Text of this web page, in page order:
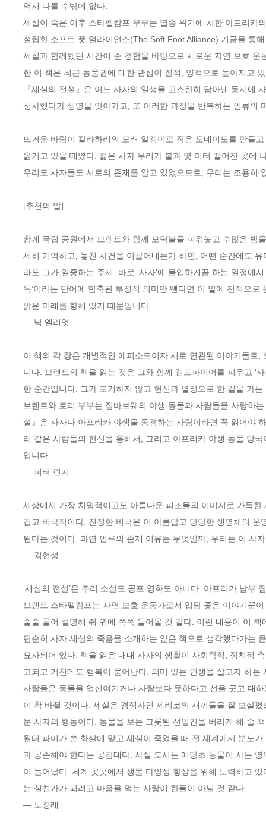
역시 다를 수밖에 없다.
세실이 죽은 이후 스타펠캄프 부부는 멸종 위기에 처한 아프리카
설립한 소프트 풋 얼라이언스(The Soft Foot Alliance) 기금을 통
세실과 함께했던 시간이 준 경험을 바탕으로 새로운 자연 보호
한 이 책은 최근 동물권에 대한 관심이 질적, 양적으로 높아지고
『세실의 전설』은 어느 사자의 일생을 고스란히 담아낸 동시에
선사했다가 생명을 앗아가고, 또 이러한 과정을 반복하는 인류의
뜨거운 바람이 칼라하리의 모래 알갱이로 작은 토네이도를 만들
옮기고 있을 때였다. 젊은 사자 무리가 불과 몇 미터 떨어진 곳에
우리도 사자들도 서로의 존재를 알고 있었으므로, 우리는 조용
[추천의 말]
황게 국립 공원에서 브렌트와 함께 모닥불을 피워놓고 수많은 밤
세히 기억하고, 놓친 사건을 이끌어내는가 하면, 어떤 순간에도
라도 그가 열중하는 주제, 바로 ‘사자’에 몰입하게끔 하는 열정에
독’이라는 단어에 함축된 부정적 의미만 뺀다면 이 말에 전적으
밝은 미래를 향해 있기 때문입니다.
― 닉 엘리엇
이 책의 각 장은 개별적인 에피소드이자 서로 연관된 이야기들로
니다. 브렌트의 책을 읽는 것은 그와 함께 캠프파이어를 피우고 ‘
한 순간입니다. 그가 포기하지 않고 헌신과 열정으로 한 길을 가
브렌트와 로리 부부는 짐바브웨의 야생 동물과 사람들을 사랑하
설』은 사자나 아프리카 야생을 동경하는 사람이라면 꼭 읽어야
리 같은 사람들의 헌신을 통해서, 그리고 아프리카 야생 동물 당
입니다.
― 피터 린지
세상에서 가장 치명적이고도 아름다운 피조물의 이미지로 가득
겁고 비극적이다. 진정한 비극은 이 아름답고 당당한 생명체의
된다는 것이다. 과연 인류의 존재 이유는 무엇일까, 우리는 이 사
― 김현성
‘세실의 전설’은 추리 소설도 공포 영화도 아니다. 아프리카 남
브렌트 스타펠캄프는 자연 보호 운동가로서 입담 좋은 이야기꾼
술술 풀어 설명해 줘 귀에 쏙쏙 들어올 것 같다. 이런 내용이 이
단순히 사자 세실의 죽음을 소개하는 얕은 책으로 생각했다가는
묘사되어 있다. 책을 읽은 내내 사자의 생활이 사회학적, 정치적
고되고 거친데도 행복이 묻어난다. 의미 있는 인생을 살고자 하
사람들은 동물을 업신여기거나 사람보다 못하다고 선을 긋고 대
이 확 바뀔 것이다. 세실은 경쟁자인 제리코의 새끼들을 잘 보살
문 사자의 행동이다. 동물을 보는 그릇된 선입견을 버리게 해 줄
월터 파머가 쏜 화살에 맞고 세실이 죽었을 때 전 세계에서 분노
과 공존해야 한다는 공감대다. 사실 도시는 애당초 동물이 사는
이 늘어났다. 세계 곳곳에서 생물 다양성 향상을 위해 노력하고
는 실천가가 되려고 마음을 먹는 사람이 한둘이 아닐 것 같다.
― 노정래